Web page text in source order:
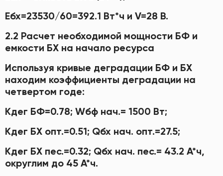
Ебх=23530/60=392.1 Вт*ч и V=28 В.
2.2 Расчет необходимой мощности БФ и
емкости БХ на начало ресурса
Используя кривые деградации БФ и БХ
находим коэффициенты деградации на
четвертом годе:
Кдег БФ=0.78; Wбф нач.= 1500 Вт;
Кдег БХ опт.=0.51; Qбх нач. опт.=27.5;
Кдег БХ пес.=0.32; Qбх нач. пес.= 43.2 А*ч,
округлим до 45 А*ч.